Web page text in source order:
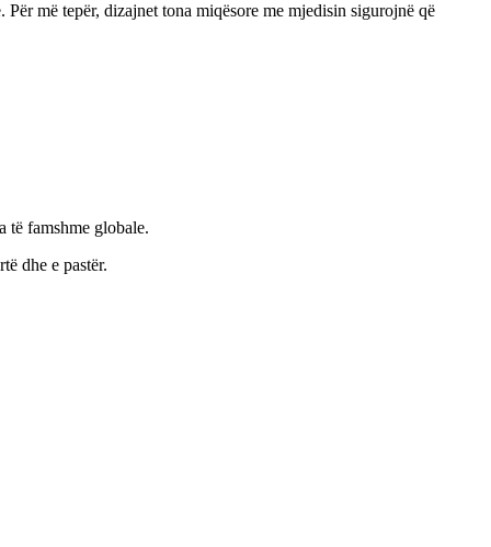
më tepër, dizajnet tona miqësore me mjedisin sigurojnë që
të famshme globale.
dhe e pastër.